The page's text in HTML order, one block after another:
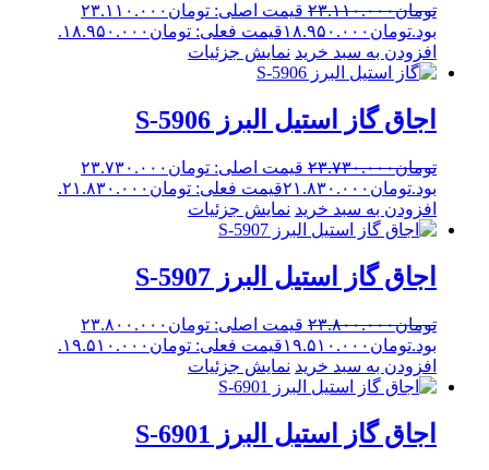
تومان۲۳.۱۱۰.۰۰۰
قیمت اصلی: تومان۲۳.۱۱۰.۰۰۰
تومان۱۸.۹۵۰.۰۰۰قیمت فعلی: تومان۱۸.۹۵۰.۰۰۰.
افزودن به سبد خرید نمایش جزئیات
اجاق گاز استیل البرز S-5906
تومان۲۳.۷۳۰.۰۰۰
قیمت اصلی: تومان۲۳.۷۳۰.۰۰۰
تومان۲۱.۸۳۰.۰۰۰قیمت فعلی: تومان۲۱.۸۳۰.۰۰۰.
افزودن به سبد خرید نمایش جزئیات
اجاق گاز استیل البرز S-5907
تومان۲۳.۸۰۰.۰۰۰
قیمت اصلی: تومان۲۳.۸۰۰.۰۰۰
تومان۱۹.۵۱۰.۰۰۰قیمت فعلی: تومان۱۹.۵۱۰.۰۰۰.
افزودن به سبد خرید نمایش جزئیات
اجاق گاز استیل البرز S-6901